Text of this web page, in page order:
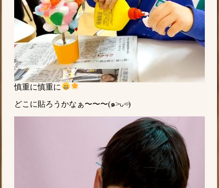
慎重に慎重に
どこに貼ろうかなぁ〜〜〜(๑˃̵ᴗ˂̵)